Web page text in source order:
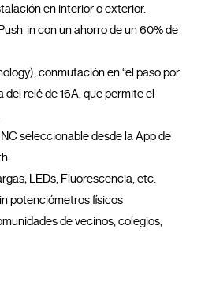
en interior o exterior.
in con un ahorro de un 60% de
conmutación en “el paso por
del relé de 16A, que permite el
seleccionable desde la App de
LEDs, Fluorescencia, etc.
potenciómetros físicos
de vecinos, colegios,